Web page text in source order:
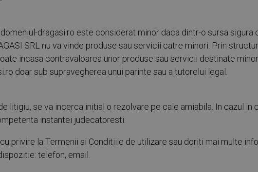
dragasi.ro este considerat minor daca dintr-o sursa
SRL nu va vinde produse sau servicii catre minori. Prin
incasa contravaloarea unor produse sau servicii destinate
doar sub supravegherea unui parinte sau a tutorelui legal.
litigiu, se va incerca initial o rezolvare pe cale amiabila. In cazul in
instantei judecatoresti.
privire la Termenii si Conditiile de utilizare sau doriti mai multe
telefon, email.